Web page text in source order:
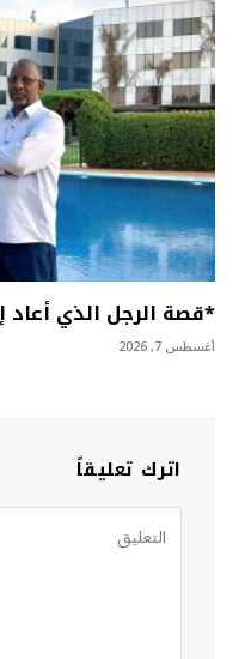
*قصة الرجل الذي أعاد
أغسطس 7, 2026
اترك تعليقاً